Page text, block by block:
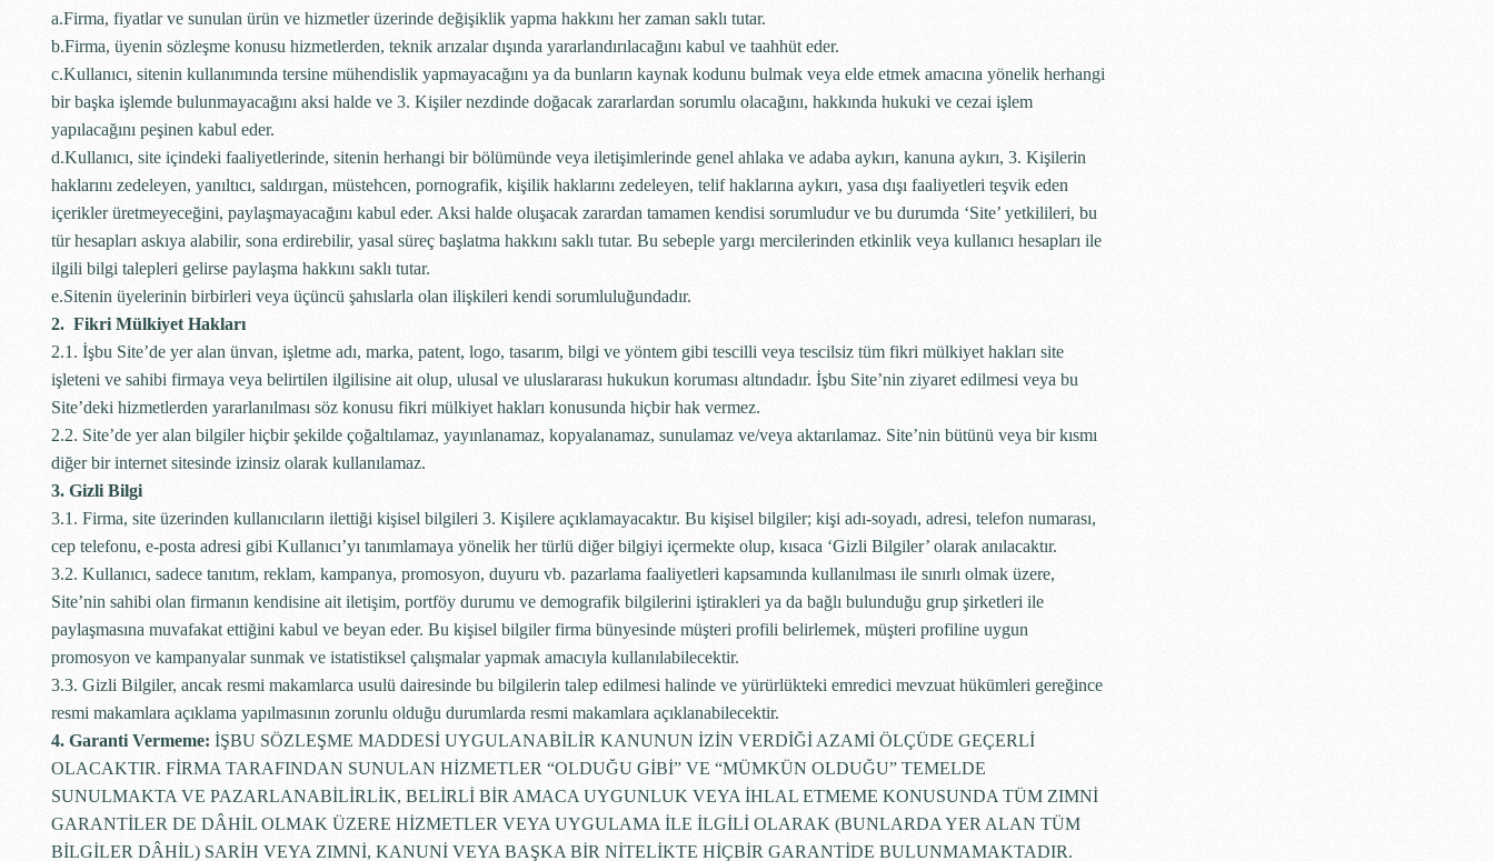
a.Firma, fiyatlar ve sunulan ürün ve hizmetler üzerinde değişiklik yapma hakkını her zaman saklı tutar.
b.Firma, üyenin sözleşme konusu hizmetlerden, teknik arızalar dışında yararlandırılacağını kabul ve taahhüt eder.
c.Kullanıcı, sitenin kullanımında tersine mühendislik yapmayacağını ya da bunların kaynak kodunu bulmak veya elde etmek amacına yönelik herhangi
bir başka işlemde bulunmayacağını aksi halde ve 3. Kişiler nezdinde doğacak zararlardan sorumlu olacağını, hakkında hukuki ve cezai işlem
yapılacağını peşinen kabul eder.
d.Kullanıcı, site içindeki faaliyetlerinde, sitenin herhangi bir bölümünde veya iletişimlerinde genel ahlaka ve adaba aykırı, kanuna aykırı, 3. Kişilerin
haklarını zedeleyen, yanıltıcı, saldırgan, müstehcen, pornografik, kişilik haklarını zedeleyen, telif haklarına aykırı, yasa dışı faaliyetleri teşvik eden
içerikler üretmeyeceğini, paylaşmayacağını kabul eder. Aksi halde oluşacak zarardan tamamen kendisi sorumludur ve bu durumda ‘Site’ yetkilileri, bu
tür hesapları askıya alabilir, sona erdirebilir, yasal süreç başlatma hakkını saklı tutar. Bu sebeple yargı mercilerinden etkinlik veya kullanıcı hesapları ile
ilgili bilgi talepleri gelirse paylaşma hakkını saklı tutar.
e.Sitenin üyelerinin birbirleri veya üçüncü şahıslarla olan ilişkileri kendi sorumluluğundadır.
2. Fikri Mülkiyet Hakları
2.1. İşbu Site’de yer alan ünvan, işletme adı, marka, patent, logo, tasarım, bilgi ve yöntem gibi tescilli veya tescilsiz tüm fikri mülkiyet hakları site
işleteni ve sahibi firmaya veya belirtilen ilgilisine ait olup, ulusal ve uluslararası hukukun koruması altındadır. İşbu Site’nin ziyaret edilmesi veya bu
Site’deki hizmetlerden yararlanılması söz konusu fikri mülkiyet hakları konusunda hiçbir hak vermez.
2.2. Site’de yer alan bilgiler hiçbir şekilde çoğaltılamaz, yayınlanamaz, kopyalanamaz, sunulamaz ve/veya aktarılamaz. Site’nin bütünü veya bir kısmı
diğer bir internet sitesinde izinsiz olarak kullanılamaz.
3. Gizli Bilgi
3.1. Firma, site üzerinden kullanıcıların ilettiği kişisel bilgileri 3. Kişilere açıklamayacaktır. Bu kişisel bilgiler; kişi adı-soyadı, adresi, telefon numarası,
cep telefonu, e-posta adresi gibi Kullanıcı’yı tanımlamaya yönelik her türlü diğer bilgiyi içermekte olup, kısaca ‘Gizli Bilgiler’ olarak anılacaktır.
3.2. Kullanıcı, sadece tanıtım, reklam, kampanya, promosyon, duyuru vb. pazarlama faaliyetleri kapsamında kullanılması ile sınırlı olmak üzere,
Site’nin sahibi olan firmanın kendisine ait iletişim, portföy durumu ve demografik bilgilerini iştirakleri ya da bağlı bulunduğu grup şirketleri ile
paylaşmasına muvafakat ettiğini kabul ve beyan eder. Bu kişisel bilgiler firma bünyesinde müşteri profili belirlemek, müşteri profiline uygun
promosyon ve kampanyalar sunmak ve istatistiksel çalışmalar yapmak amacıyla kullanılabilecektir.
3.3. Gizli Bilgiler, ancak resmi makamlarca usulü dairesinde bu bilgilerin talep edilmesi halinde ve yürürlükteki emredici mevzuat hükümleri gereğince
resmi makamlara açıklama yapılmasının zorunlu olduğu durumlarda resmi makamlara açıklanabilecektir.
4. Garanti Vermeme: İŞBU SÖZLEŞME MADDESİ UYGULANABİLİR KANUNUN İZİN VERDİĞİ AZAMİ ÖLÇÜDE GEÇERLİ
OLACAKTIR. FİRMA TARAFINDAN SUNULAN HİZMETLER “OLDUĞU GİBİ” VE “MÜMKÜN OLDUĞU” TEMELDE
SUNULMAKTA VE PAZARLANABİLİRLİK, BELİRLİ BİR AMACA UYGUNLUK VEYA İHLAL ETMEME KONUSUNDA TÜM ZIMNİ
GARANTİLER DE DÂHİL OLMAK ÜZERE HİZMETLER VEYA UYGULAMA İLE İLGİLİ OLARAK (BUNLARDA YER ALAN TÜM
BİLGİLER DÂHİL) SARİH VEYA ZIMNİ, KANUNİ VEYA BAŞKA BİR NİTELİKTE HİÇBİR GARANTİDE BULUNMAMAKTADIR.